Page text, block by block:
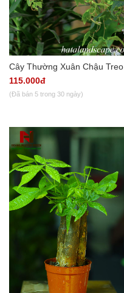
Cây Thường Xuân Chậu Treo
115.000đ
(Đã bán 5 trong 30 ngày)